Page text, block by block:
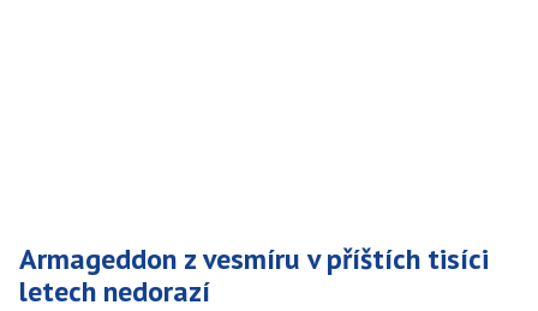
Armageddon z vesmíru v příštích tisíci
letech nedorazí